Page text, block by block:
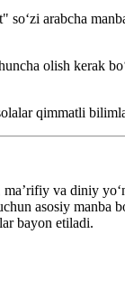
arabcha
olish kerak
qimmatli
va diniy
asosiy manba
bayon etiladi.